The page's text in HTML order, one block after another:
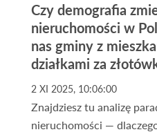
Czy demografia
nieruchomości w
nas gminy z
działkami za
2 XI 2025, 10:06:00
Znajdziesz tu analizę
nieruchomości —